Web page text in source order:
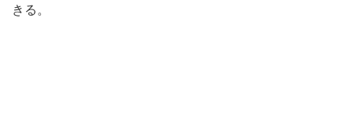
きる。